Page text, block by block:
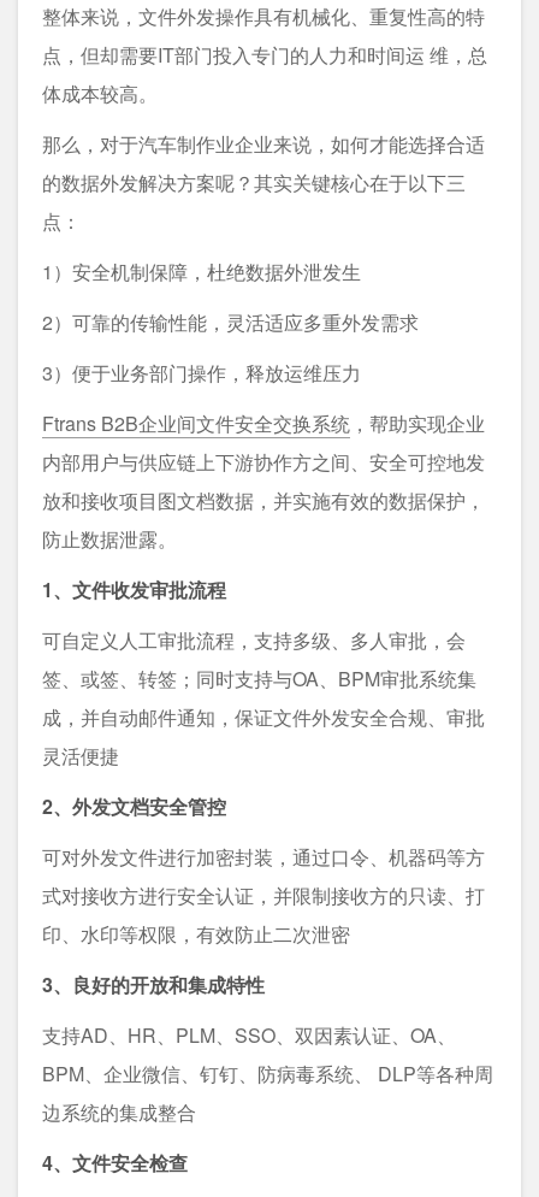
整体来说，文件外发操作具有机械化、重复性高的特
点，但却需要IT部门投入专门的人力和时间运 维，总
体成本较高。
那么，对于汽车制作业企业来说，如何才能选择合适
的数据外发解决方案呢？其实关键核心在于以下三
点：
1）安全机制保障，杜绝数据外泄发生
2）可靠的传输性能，灵活适应多重外发需求
3）便于业务部门操作，释放运维压力
Ftrans B2B企业间文件安全交换系统 ，帮助实现企业
内部用户与供应链上下游协作方之间、安全可控地发
放和接收项目图文档数据，并实施有效的数据保护，
防止数据泄露。
1、文件收发审批流程
可自定义人工审批流程，支持多级、多人审批，会
签、或签、转签；同时支持与OA、BPM审批系统集
成，并自动邮件通知，保证文件外发安全合规、审批
灵活便捷
2、外发文档安全管控
可对外发文件进行加密封装，通过口令、机器码等方
式对接收方进行安全认证，并限制接收方的只读、打
印、水印等权限，有效防止二次泄密
3、良好的开放和集成特性
支持AD、HR、PLM、SSO、双因素认证、OA、
BPM、企业微信、钉钉、防病毒系统、 DLP等各种周
边系统的集成整合
4、文件安全检查